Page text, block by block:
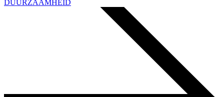
DUURZAAMHEID